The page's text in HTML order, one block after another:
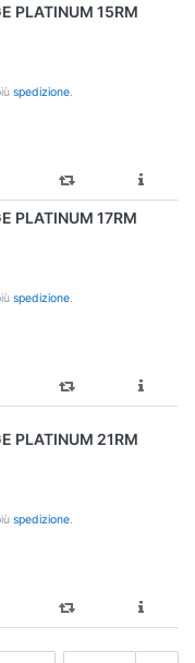
PLATINUM 15RM
spedizione.
PLATINUM 17RM
spedizione.
PLATINUM 21RM
spedizione.